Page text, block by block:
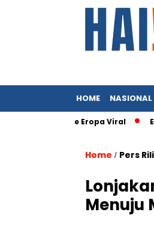
HOME NASIONAL
Istri ke Eropa Viral Eks
Home / Pers
Menuju